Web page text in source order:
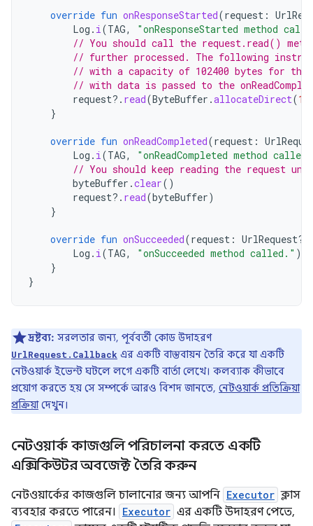
override fun onResponseStarted(request :
Log . i(TAG,
"onResponseStarted method
// You should call the request.read()
// further processed. The following
// with a capacity of 102400 bytes for the
// with data is passed to the
request?. read(ByteBuffer .allocateDirect(
}
override fun onReadCompleted(request :
Log . i(TAG,
"onReadCompleted method
// You should keep reading the request
byteBuffer .clear()
request?. read(byteBuffer)
}
override fun onSucceeded(request : UrlRequest?,
Log . i(TAG, "onSucceeded method called." )
}
}
দ্রষ্টব্য: সরলতার জন্য, পূর্ববর্তী কোড উদাহরণ
UrlRequest.Callback এর একটি বাস্তবায়ন তৈরি করে যা একটি
নেটওয়ার্ক ইভেন্ট ঘটলে লগে একটি বার্তা লেখে। কলব্যাক কীভাবে
প্রয়োগ করতে হয় সে সম্পর্কে আরও বিশদ জানতে, নেটওয়ার্ক প্রতিক্রিয়া
প্রক্রিয়াদেখুন।
নেটওয়ার্ক কাজগুলি পরিচালনা করতে একটি
এক্সিকিউটর অবজেক্ট তৈরি করুন
নেটওয়ার্কের কাজগুলি চালানোর জন্য আপনি Executor ক্লাস
ব্যবহার করতে পারেন।
Executor এর একটি উদাহরণ পেতে,